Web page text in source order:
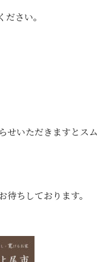
さい。
せいただきますとスム
ちしております。